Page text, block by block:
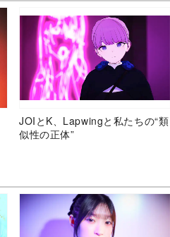
JOIとK、Lapwingと私たちの“類
似性の正体”